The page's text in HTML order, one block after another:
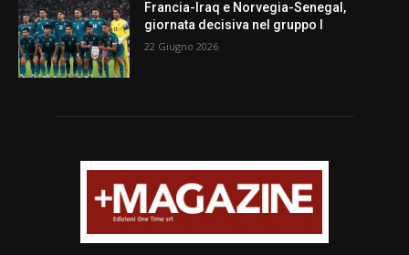
Francia-Iraq e Norvegia-Senegal,
giornata decisiva nel gruppo I
22 Giugno 2026